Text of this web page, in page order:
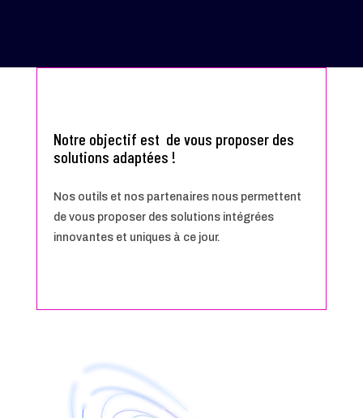
Notre objectif est de vous proposer des
solutions adaptées !
Nos outils et nos partenaires nous permettent
de vous proposer des solutions intégrées
innovantes et uniques à ce jour.